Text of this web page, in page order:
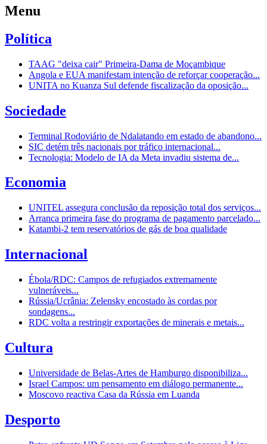
Menu
Política
TAAG "deixa cair" Primeira-Dama de Moçambique
Angola e EUA manifestam intenção de reforçar cooperação...
UNITA no Kuanza Sul defende fiscalização da oposição...
Sociedade
Terminal Rodoviário de Ndalatando em estado de abandono...
SIC detém três nacionais por tráfico internacional...
Tecnologia: Modelo de IA da Meta invadiu sistema de...
Economia
UNITEL assegura conclusão da reposição total dos serviços...
Arranca primeira fase do programa de pagamento parcelado...
Katambi-2 tem reservatórios de gás de boa qualidade
Internacional
Ébola/RDC: Campos de refugiados extremamente
vulneráveis...
Rússia/Ucrânia: Zelensky encostado às cordas por
sondagens...
RDC volta a restringir exportações de minerais e metais...
Cultura
Universidade de Belas-Artes de Hamburgo disponibiliza...
Israel Campos: um pensamento em diálogo permanente...
Moscovo reactiva Casa da Rússia em Luanda
Desporto